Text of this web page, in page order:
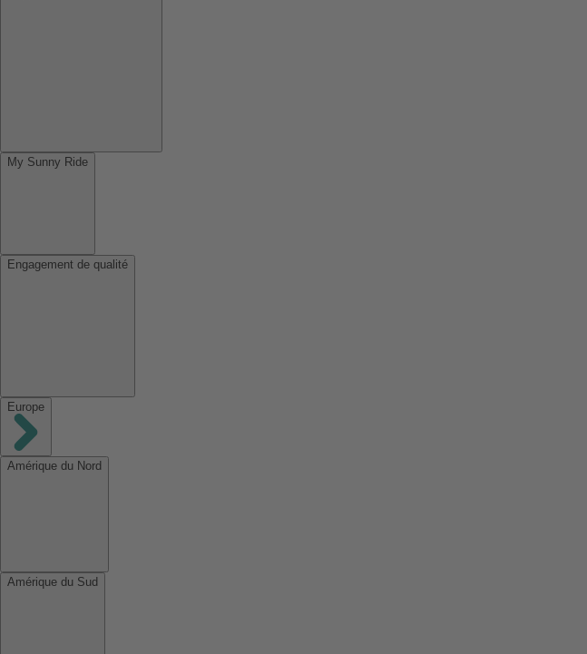
My Sunny Ride
Engagement de qualité
Europe
Amérique du Nord
Amérique du Sud